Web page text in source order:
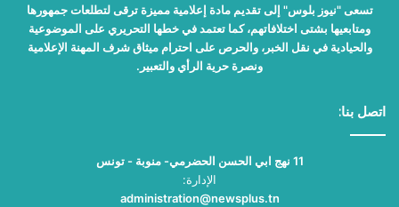
تسعى "نيوز بلوس" إلى تقديم مادة إعلامية مميزة ترقى لتطلعات جمهورها
ومتابعيها بشتى اختلافاتهم، كما تعتمد في خطها التحريري على الموضوعية
والحيادية في نقل الخبر، والحرص على احترام ميثاق شرف المهنة الإعلامية
ونصرة حرية الرأي والتعبير.
اتصل بنا:
11 نهج ابي الحسن الحضرمي- منوبة - تونس
الإدارة:
administration@newsplus.tn